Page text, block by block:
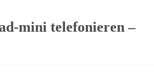
mini telefonieren –